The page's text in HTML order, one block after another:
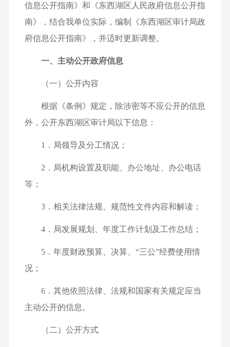
信息公开指南》和《东西湖区人民政府信息公开指
南》，结合我单位实际，编制《东西湖区审计局政
府信息公开指南》，并适时更新调整。
一、主动公开政府信息
（一）公开内容
根据《条例》规定，除涉密等不应公开的信息
外，公开东西湖区审计局以下信息：
1．局领导及分工情况；
2．局机构设置及职能、办公地址、办公电话
等；
3．相关法律法规、规范性文件内容和解读；
4．局发展规划、年度工作计划及工作总结；
5．年度财政预算、决算、“三公”经费使用情
况；
6．其他依照法律、法规和国家有关规定应当
主动公开的信息。
（二）公开方式